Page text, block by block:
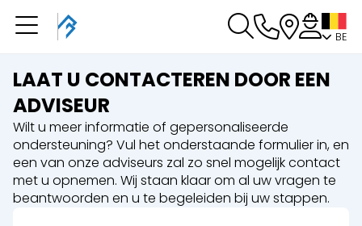
BE
LAAT U CONTACTEREN DOOR EEN
ADVISEUR
Wilt u meer informatie of gepersonaliseerde
ondersteuning? Vul het onderstaande formulier in, en
een van onze adviseurs zal zo snel mogelijk contact
met u opnemen. Wij staan klaar om al uw vragen te
beantwoorden en u te begeleiden bij uw stappen.
U heeft een boeking in
behandeling
U heeft geen boeking in behandeling